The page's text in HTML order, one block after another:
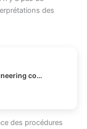
des
Agent harness engineering comment fiabiliser vos agents IA ?
des procédures